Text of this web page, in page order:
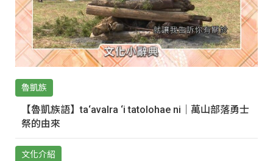
魯凱族
【魯凱族語】ta‘avalra ‘i tatolohae ni｜萬山部落勇士
祭的由來
文化介紹